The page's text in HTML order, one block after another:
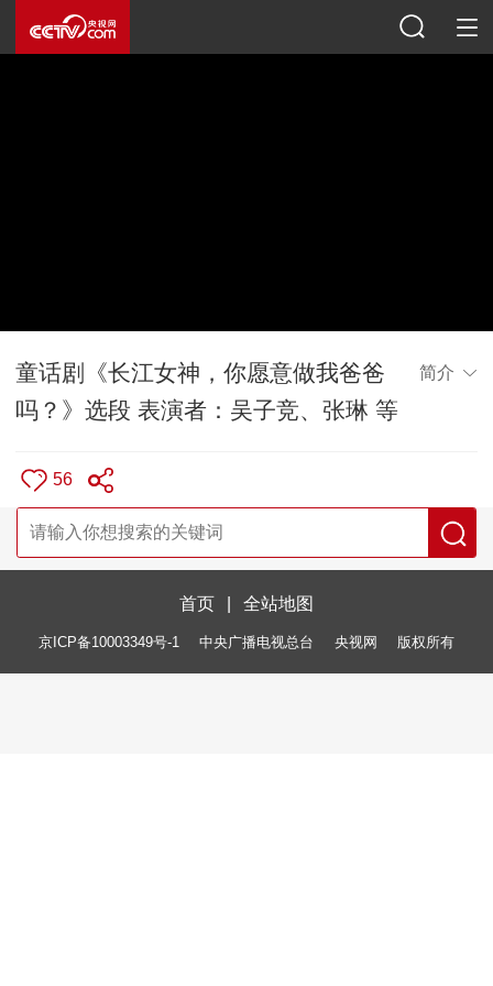
童话剧《长江女神，你愿意做我爸爸
吗？》选段 表演者：吴子竞、张琳 等
简介
56
首页 全站地图
京ICP备10003349号-1 中央广播电视总台 央视网 版权所有